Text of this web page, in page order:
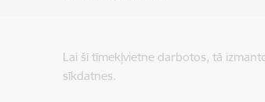
Lai šī tīmekļvietne darbotos, tā
sīkdatnes.